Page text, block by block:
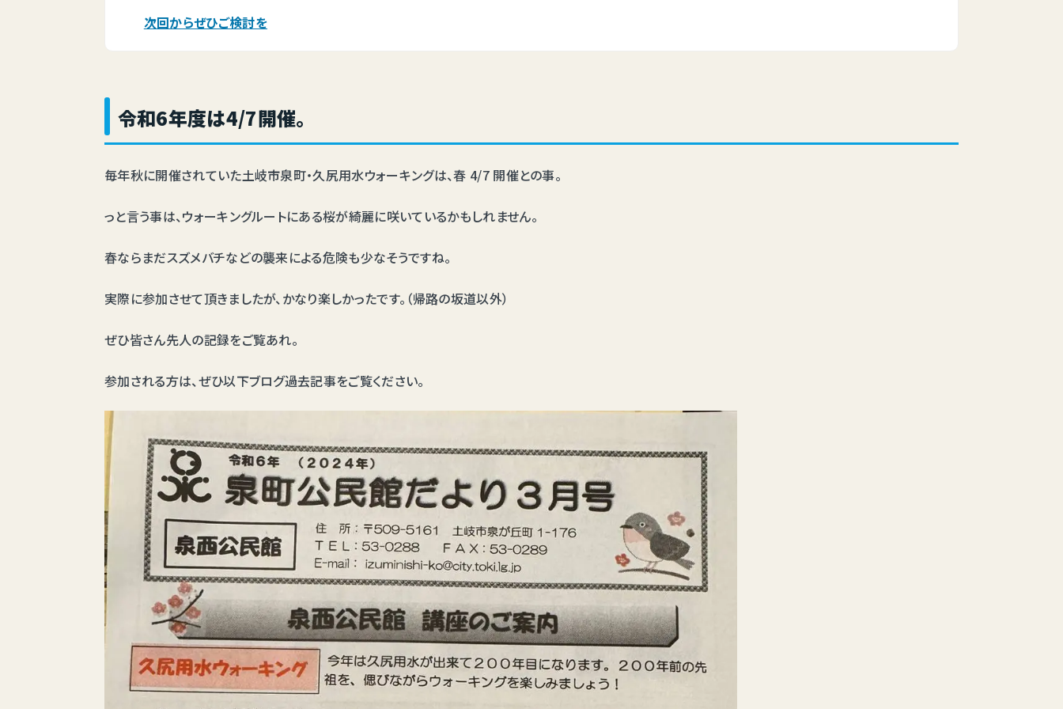
次回からぜひご検討を
令和6年度は4/7開催。
毎年秋に開催されていた土岐市泉町・久尻用水ウォーキングは、春 4/7 開催との事。
っと言う事は、ウォーキングルートにある桜が綺麗に咲いているかもしれません。
春ならまだスズメバチなどの襲来による危険も少なそうですね。
実際に参加させて頂きましたが、かなり楽しかったです。（帰路の坂道以外）
ぜひ皆さん先人の記録をご覧あれ。
参加される方は、ぜひ以下ブログ過去記事をご覧ください。